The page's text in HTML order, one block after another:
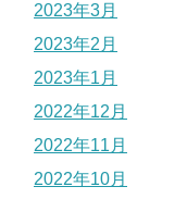
2023年3月
2023年2月
2023年1月
2022年12月
2022年11月
2022年10月